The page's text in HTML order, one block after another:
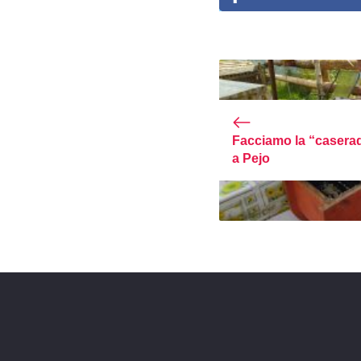
Facciamo la
a Pejo